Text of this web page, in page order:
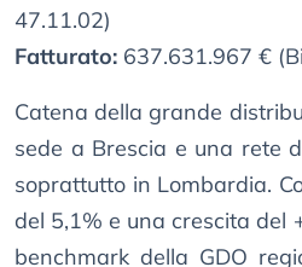
47.11.02)
Fatturato: 637.631.967 €
Catena della grande
sede a Brescia e una rete
soprattutto in Lombardia.
del 5,1% e una crescita del
benchmark della GDO